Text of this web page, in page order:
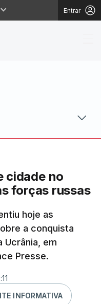
Entrar
de
cidade no
forças russas
hoje as
a conquista
Ucrânia, em
Presse.
INFORMATIVA